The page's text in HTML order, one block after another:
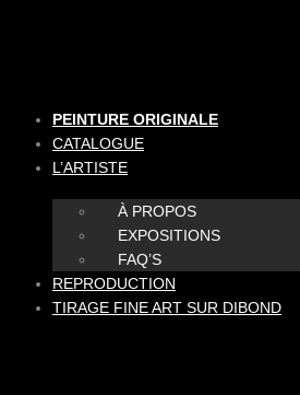
PEINTURE ORIGINALE
CATALOGUE
L’ARTISTE
À PROPOS
EXPOSITIONS
FAQ’S
REPRODUCTION
TIRAGE FINE ART SUR DIBOND